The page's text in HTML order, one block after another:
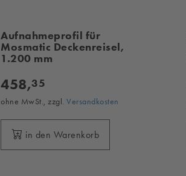
Aufnahmeprofil für
Mosmatic Deckenreisel,
1.200 mm
458,35
ohne MwSt., zzgl.Versandkosten
in den Warenkorb